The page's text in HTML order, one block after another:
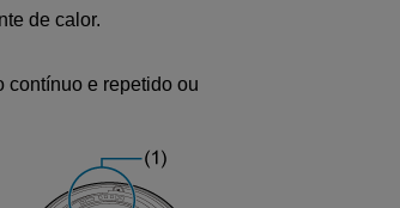
de calor.
contínuo e repetido ou